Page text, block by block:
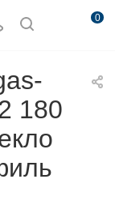
0
180